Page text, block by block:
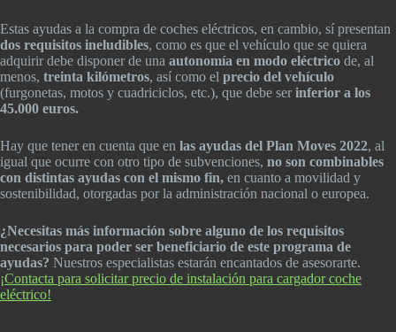
Estas ayudas a la compra de coches eléctricos, en cambio, sí presentan
dos requisitos ineludibles, como es que el vehículo que se quiera
adquirir debe disponer de una autonomía en modo eléctrico de, al
menos, treinta kilómetros, así como el precio del vehículo
(furgonetas, motos y cuadriciclos, etc.), que debe ser inferior a los
45.000 euros.
Hay que tener en cuenta que en las ayudas del Plan Moves 2022, al
igual que ocurre con otro tipo de subvenciones, no son combinables
con distintas ayudas con el mismo fin, en cuanto a movilidad y
sostenibilidad, otorgadas por la administración nacional o europea.
¿Necesitas más información sobre alguno de los requisitos
necesarios para poder ser beneficiario de este programa de
ayudas? Nuestros especialistas estarán encantados de asesorarte.
¡Contacta para solicitar precio de instalación para cargador coche
eléctrico!